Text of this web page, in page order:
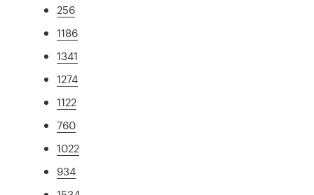
256
1186
1341
1274
1122
760
1022
934